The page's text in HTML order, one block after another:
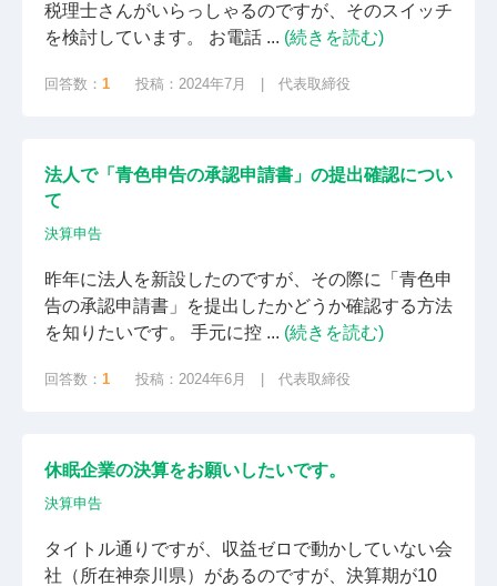
税理士さんがいらっしゃるのですが、そのスイッチ
を検討しています。 お電話 ... (続きを読む)
回答数： 1 投稿：2024年7月 | 代表取締役
法人で「青色申告の承認申請書」の提出確認につい
て
決算申告
昨年に法人を新設したのですが、その際に「青色申
告の承認申請書」を提出したかどうか確認する方法
を知りたいです。 手元に控 ... (続きを読む)
回答数： 1 投稿：2024年6月 | 代表取締役
休眠企業の決算をお願いしたいです。
決算申告
タイトル通りですが、収益ゼロで動かしていない会
社（所在神奈川県）があるのですが、決算期が10